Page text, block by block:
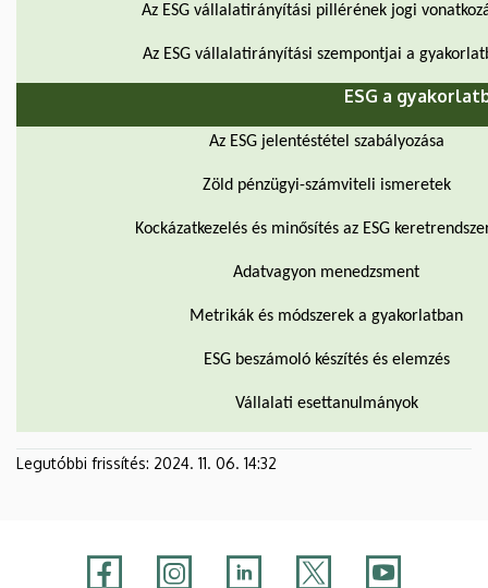
Az ESG vállalatirányítási pillérének jogi
Az ESG vállalatirányítási szempontjai a
ESG a
Az ESG jelentéstétel szabályozása
Zöld pénzügyi-számviteli ismeretek
Kockázatkezelés és minősítés az ESG
Adatvagyon menedzsment
Metrikák és módszerek a gyakorlatban
ESG beszámoló készítés és elemzés
Vállalati esettanulmányok
Legutóbbi frissítés: 2024. 11. 06. 14:32